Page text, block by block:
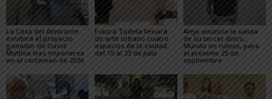
La Casa del Almirante
exhibirá el proyecto
ganador de David
Mutiloa tras imponerse
en el certamen de 2026
Futura Tudela llenará
de arte urbano cuatro
espacios de la ciudad
del 15 al 23 de julio
Alejo anuncia la salida
de su tercer disco,
Mundo en ruinas, para
el próximo 25 de
septiembre